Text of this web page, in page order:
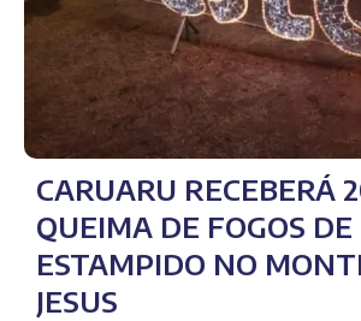
CARUARU RECEBERÁ
QUEIMA DE FOGOS DE
ESTAMPIDO NO
JESUS